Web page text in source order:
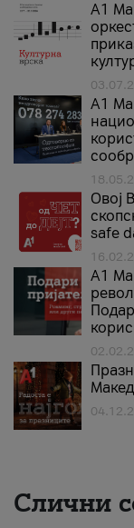
А1
A1
Овој
safe
А1
Слични